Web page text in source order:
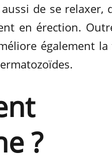
aussi de se
en érection.
également
?